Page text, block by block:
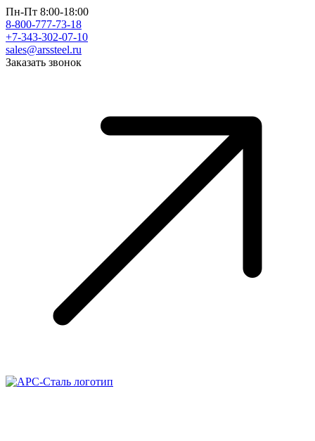
Пн-Пт 8:00-18:00
8-800-777-73-18
+7-343-302-07-10
sales@arssteel.ru
Заказать звонок